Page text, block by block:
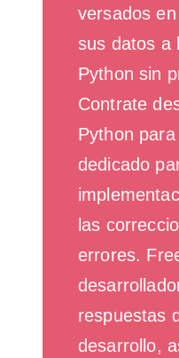
versados
sus datos a
Python sin
Contrate
Python
dedicado
las
errores.
respuestas
desarrollo,